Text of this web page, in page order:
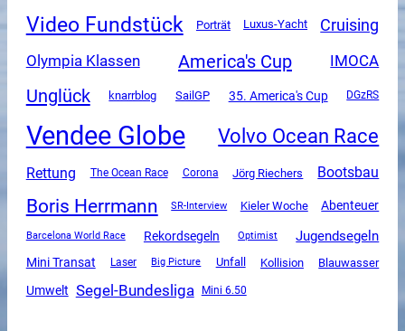
Video Fundstück Porträt Luxus-Yacht Cruising
Olympia Klassen America's Cup IMOCA
Unglück knarrblog SailGP 35. America's Cup DGzRS
Vendee Globe Volvo Ocean Race
Rettung The Ocean Race Corona Jörg Riechers Bootsbau
Boris Herrmann SR-Interview Kieler Woche Abenteuer
Barcelona World Race Rekordsegeln Optimist Jugendsegeln
Mini Transat Laser Big Picture Unfall Kollision Blauwasser
Umwelt Segel-Bundesliga Mini 6.50